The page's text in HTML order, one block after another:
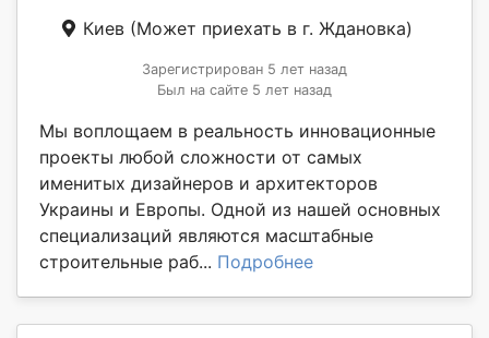
Киев (Может приехать в г. Ждановка)
Зарегистрирован 5 лет назад
Был на сайте 5 лет назад
Мы воплощаем в реальность инновационные
проекты любой сложности от самых
именитых дизайнеров и архитекторов
Украины и Европы. Одной из нашей основных
специализаций являются масштабные
строительные раб... Подробнее